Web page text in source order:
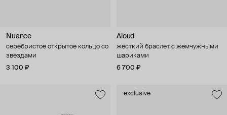
Nuance
серебристое открытое кольцо со
звездами
3 100 ₽
Aloud
жесткий браслет с жемчужными
шариками
6 700 ₽
exclusive